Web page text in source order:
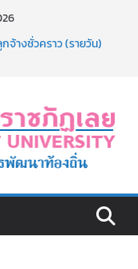
จ้างชั่วคราว (รายวัน)
อกงบประมาณ ประเภท
ครั้งที่ 2/2569
คณะอนุกรรมาธิการ
ปริญญาบัตร จำนวน